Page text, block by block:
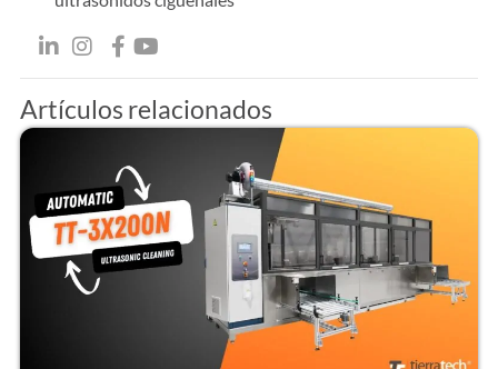
Artículos relacionados